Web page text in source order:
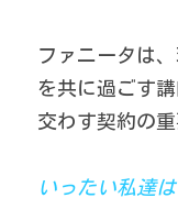
ファニータは
を共に過ごす
交わす契約の
いったい私達